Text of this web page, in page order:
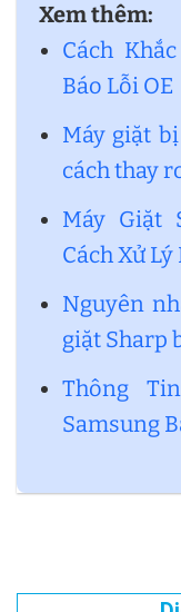
Xem thêm:
Cách
Báo Lỗi OE
Máy giặt
cách thay
Máy Giặt
Cách Xử
Nguyên
giặt Sharp
Thông
Samsung